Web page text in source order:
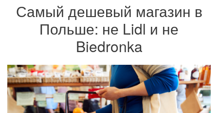
Самый дешевый магазин в
Польше: не Lidl и не
Biedronka